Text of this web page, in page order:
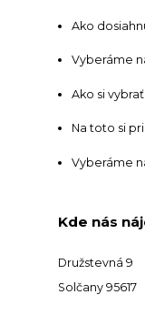
Ako
Vyberáme
Ako si
Na toto si
Vyberáme
Kde nás
Družstevná 9
Solčany 95617